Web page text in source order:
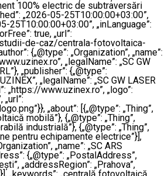
100% electric de subtraversări
„2026-05-25T10:00:00+03:00”,
25T10:00:00+03:00”, „inLanguage”:
true, „url”:
de-caz/centrala-fotovoltaica-
{„@type”: „Organization”, „name”:
„legalName”: „SC GW
„publisher”: {„@type”:
„legalName”: „SC GW LASER
„https://www.uzinex.ro”, „logo”:
„url”:
„about”: [{„@type”: „Thing”,
mobilă”}, {„@type”: „Thing”,
industrială”}, {„@type”: „Thing”,
pentru echipamente electrice”}],
„name”: „SC ARS
{„@type”: „PostalAddress”,
„addressRegion”: „Prahova”,